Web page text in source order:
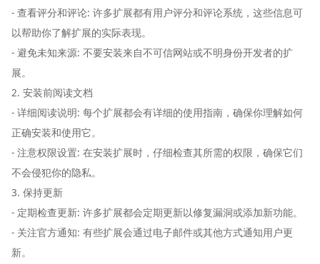
- 查看评分和评论: 许多扩展都有用户评分和评论系统，这些信息可
以帮助你了解扩展的实际表现。
- 避免未知来源: 不要安装来自不可信网站或不明身份开发者的扩
展。
2. 安装前阅读文档
- 详细阅读说明: 每个扩展都会有详细的使用指南，确保你理解如何
正确安装和使用它。
- 注意权限设置: 在安装扩展时，仔细检查其所需的权限，确保它们
不会侵犯你的隐私。
3. 保持更新
- 定期检查更新: 许多扩展都会定期更新以修复漏洞或添加新功能。
- 关注官方通知: 有些扩展会通过电子邮件或其他方式通知用户更
新。